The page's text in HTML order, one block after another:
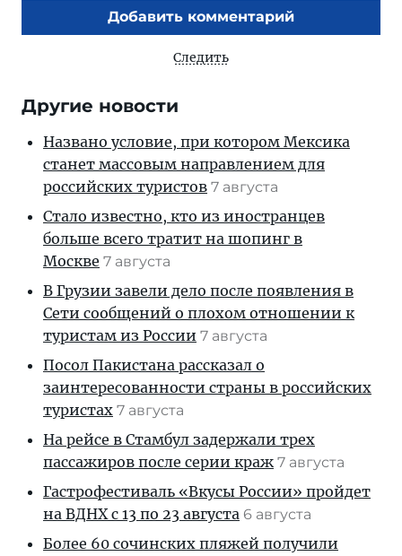
Добавить комментарий
Следить
Другие новости
Названо условие, при котором Мексика
станет массовым направлением для
российских туристов 7 августа
Стало известно, кто из иностранцев
больше всего тратит на шопинг в
Москве 7 августа
В Грузии завели дело после появления в
Сети сообщений о плохом отношении к
туристам из России 7 августа
Посол Пакистана рассказал о
заинтересованности страны в российских
туристах 7 августа
На рейсе в Стамбул задержали трех
пассажиров после серии краж 7 августа
Гастрофестиваль «Вкусы России» пройдет
на ВДНХ с 13 по 23 августа 6 августа
Более 60 сочинских пляжей получили